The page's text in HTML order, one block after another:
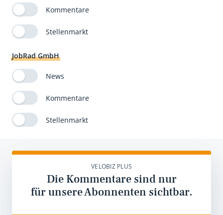
Kommentare
Stellenmarkt
JobRad GmbH
News
Kommentare
Stellenmarkt
VELOBIZ PLUS
Die Kommentare sind nur
für unsere Abonnenten sichtbar.